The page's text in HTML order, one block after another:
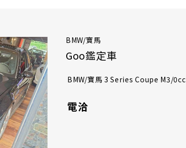
BMW/寶馬
Goo鑑定車
BMW/寶馬 3 Series Coupe M3/0cc
電洽